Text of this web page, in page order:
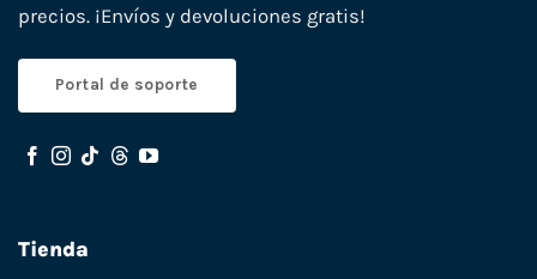
precios. ¡Envíos y devoluciones gratis!
Portal de soporte
Tienda